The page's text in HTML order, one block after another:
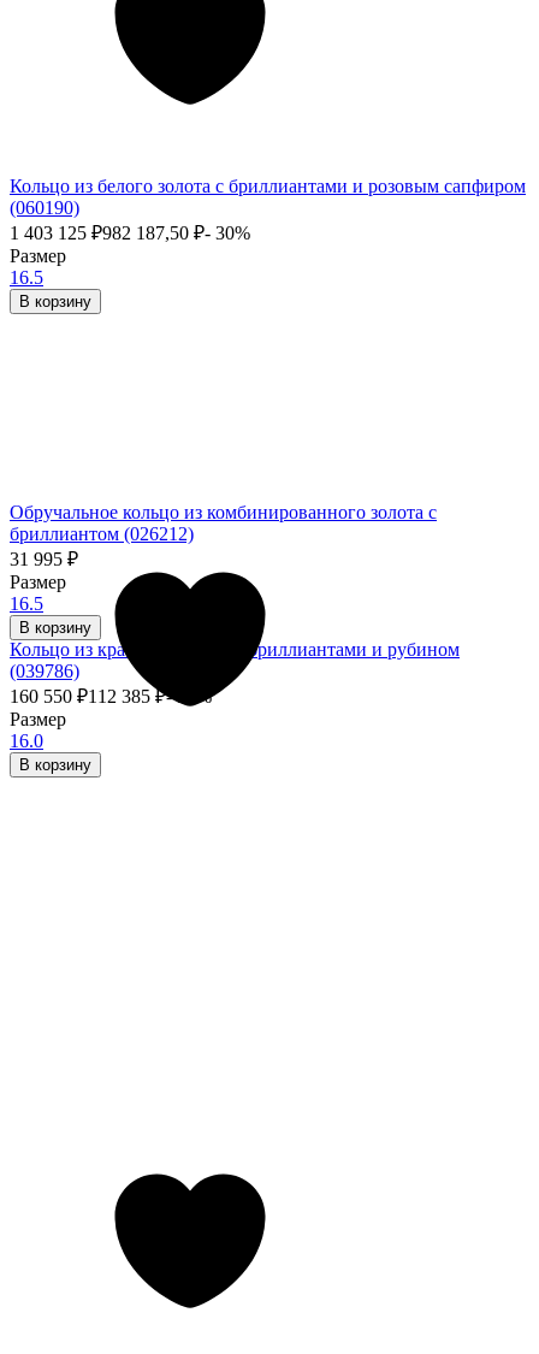
Кольцо из белого золота с бриллиантами и розовым сапфиром
(060190)
1 403 125 ₽982 187,50 ₽- 30%
Размер
16.5
В корзину
Кольцо из красного золота с бриллиантами и рубином
(039786)
160 550 ₽112 385 ₽- 30%
Размер
16.0
В корзину
Обручальное кольцо из комбинированного золота с
бриллиантом (026212)
31 995 ₽
Размер
16.5
В корзину